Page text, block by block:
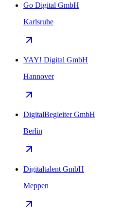
Go Digital GmbH
Karlsruhe
YAY! Digital GmbH
Hannover
DigitalBegleiter GmbH
Berlin
Digitaltalent GmbH
Meppen